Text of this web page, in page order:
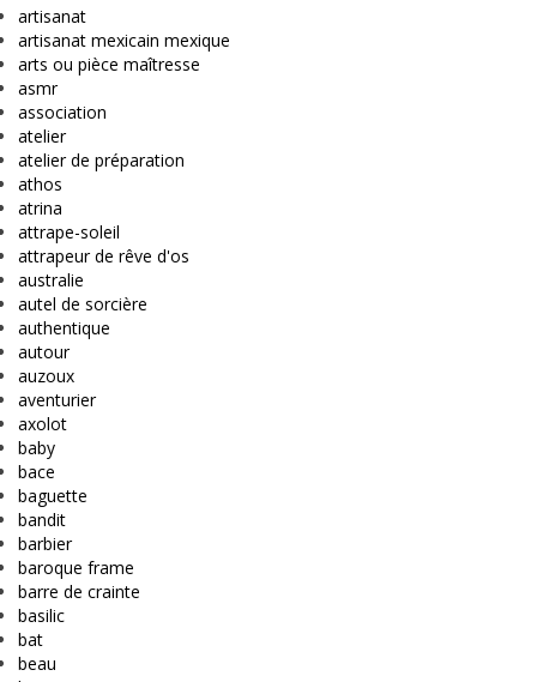
artisanat
artisanat mexicain mexique
arts ou pièce maîtresse
asmr
association
atelier
atelier de préparation
athos
atrina
attrape-soleil
attrapeur de rêve d'os
australie
autel de sorcière
authentique
autour
auzoux
aventurier
axolot
baby
bace
baguette
bandit
barbier
baroque frame
barre de crainte
basilic
bat
beau